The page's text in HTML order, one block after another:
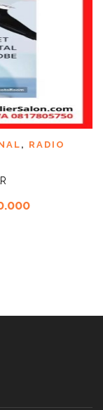
, RADIO